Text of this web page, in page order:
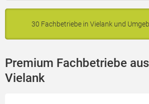
30 Fachbetriebe in Vielank und
Premium Fachbetriebe
Vielank